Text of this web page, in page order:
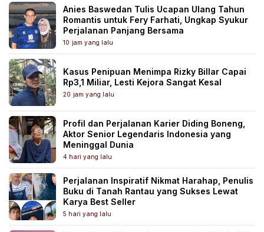
Anies Baswedan Tulis Ucapan Ulang Tahun
Romantis untuk Fery Farhati, Ungkap Syukur
Perjalanan Panjang Bersama
10 jam yang lalu
Kasus Penipuan Menimpa Rizky Billar Capai
Rp3,1 Miliar, Lesti Kejora Sangat Kesal
20 jam yang lalu
Profil dan Perjalanan Karier Diding Boneng,
Aktor Senior Legendaris Indonesia yang
Meninggal Dunia
4 hari yang lalu
Perjalanan Inspiratif Nikmat Harahap, Penulis
Buku di Tanah Rantau yang Sukses Lewat
Karya Best Seller
5 hari yang lalu